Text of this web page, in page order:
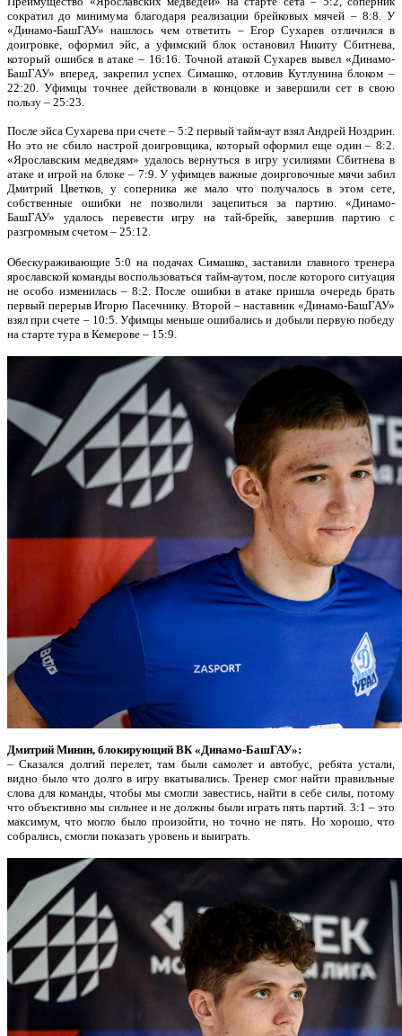
сократил до минимума благодаря реализации брейковых мячей – 8:8. У
«Динамо-БашГАУ» нашлось чем ответить – Егор Сухарев отличился в
доигровке, оформил эйс, а уфимский блок остановил Никиту Сбитнева,
который ошибся в атаке – 16:16. Точной атакой Сухарев вывел «Динамо-
БашГАУ» вперед, закрепил успех Симашко, отловив Кутлунина блоком –
22:20. Уфимцы точнее действовали в концовке и завершили сет в свою
пользу – 25:23.
После эйса Сухарева при счете – 5:2 первый тайм-аут взял Андрей Ноздрин.
Но это не сбило настрой доигровщика, который оформил еще один – 8:2.
«Ярославским медведям» удалось вернуться в игру усилиями Сбитнева в
атаке и игрой на блоке – 7:9. У уфимцев важные доирговочные мячи забил
Дмитрий Цветков, у соперника же мало что получалось в этом сете,
собственные ошибки не позволили зацепиться за партию. «Динамо-
БашГАУ» удалось перевести игру на тай-брейк, завершив партию с
разгромным счетом – 25:12.
Обескураживающие 5:0 на подачах Симашко, заставили главного тренера
ярославской команды воспользоваться тайм-аутом, после которого ситуация
не особо изменилась – 8:2. После ошибки в атаке пришла очередь брать
первый перерыв Игорю Пасечнику. Второй – наставник «Динамо-БашГАУ»
взял при счете – 10:5. Уфимцы меньше ошибались и добыли первую победу
на старте тура в Кемерове – 15:9.
Дмитрий Минин, блокирующий ВК «Динамо-БашГАУ»:
– Сказался долгий перелет, там были самолет и автобус, ребята устали,
видно было что долго в игру вкатывались. Тренер смог найти правильные
слова для команды, чтобы мы смогли завестись, найти в себе силы, потому
что объективно мы сильнее и не должны были играть пять партий. 3:1 – это
максимум, что могло было произойти, но точно не пять. Но хорошо, что
собрались, смогли показать уровень и выиграть.